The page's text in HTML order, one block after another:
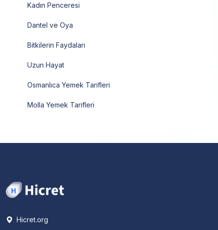
Kadın Penceresi
Dantel ve Oya
Bitkilerin Faydaları
Uzun Hayat
Osmanlıca Yemek Tarifleri
Molla Yemek Tarifleri
Hicret.org